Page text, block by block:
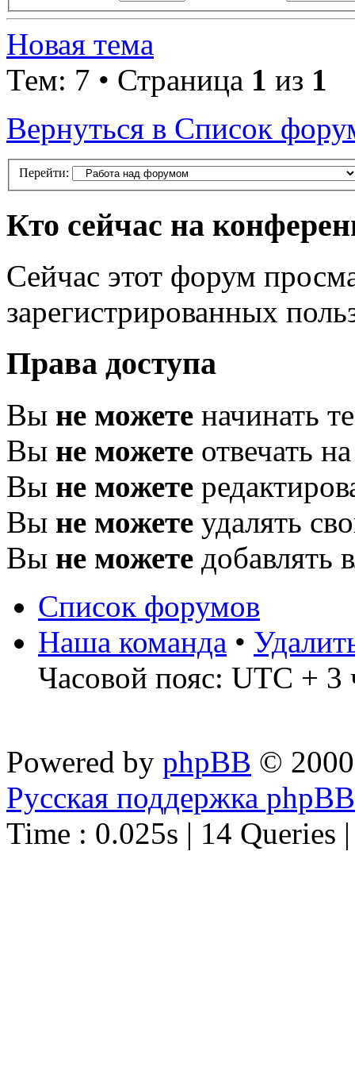
Новая тема
Тем: 7 • Страница 1 из 1
Вернуться в Список
Перейти:
Кто сейчас на
Сейчас этот форум
зарегистрированных
Права доступа
Вы не можете начинать
Вы не можете отвечать
Вы не можете
Вы не можете удалять
Вы не можете добавлять
Список форумов
Наша команда •
Часовой пояс: UTC + 3
Powered by phpBB ©
Русская поддержка phpBB
Time : 0.025s | 14 Queries